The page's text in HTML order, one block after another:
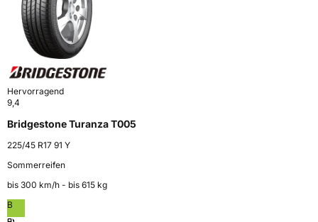
Hervorragend
9,4
Bridgestone Turanza T005
225/45 R17 91 Y
Sommerreifen
bis 300 km⁠/⁠h - bis 615 kg
B